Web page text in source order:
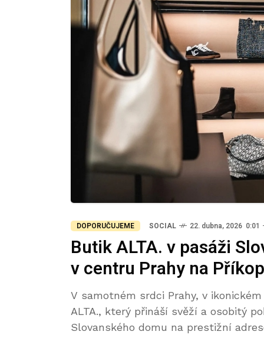
DOPORUČUJEME SOCIAL 22. dubna, 2026 0:01
Butik ALTA. v pasáži
v centru Prahy na
V samotném srdci Prahy, v
ALTA., který přináší svěží a osobitý
Slovanského domu na prestižní